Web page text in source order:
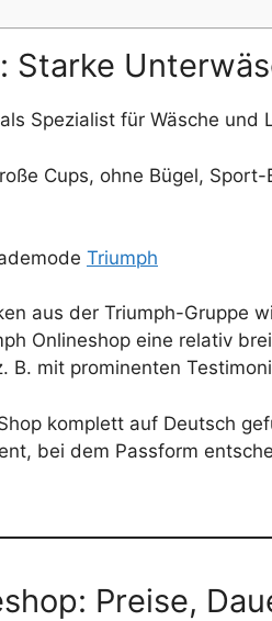
Spezialist für Wäsche und
Cups, ohne Bügel,
Triumph
aus der Triumph-Gruppe
Onlineshop eine relativ
B. mit prominenten
komplett auf Deutsch
bei dem Passform
Preise,